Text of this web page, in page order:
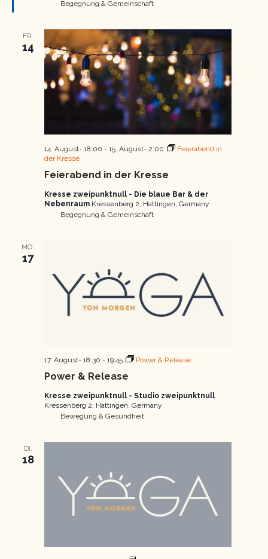
Begegnung & Gemeinschaft
FR.
14
Feierabend in der Kresse
14. August- 18:00 - 15. August- 2:00
Feierabend in
der Kresse
Kresse zweipunktnull - Die blaue Bar & der
Nebenraum Kressenberg 2, Hattingen, Germany
Begegnung & Gemeinschaft
MO.
17
Power & Release
17. August- 18:30 - 19:45 Power & Release
Kresse zweipunktnull - Studio zweipunktnull
Kressenberg 2, Hattingen, Germany
Bewegung & Gesundheit
DI.
18